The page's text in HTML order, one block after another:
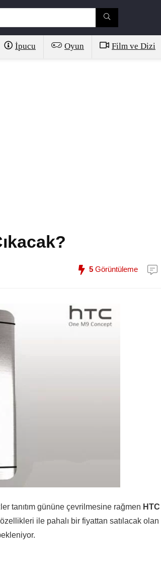
İpucu Oyun Film ve Dizi
5 Görüntüleme
tanıtım gününe çevrilmesine rağmen HTC
ile pahalı bir fiyattan satılacak olan